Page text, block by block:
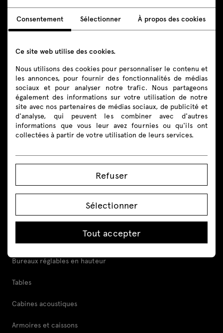
Contact
boutique@mdd.eu
Suivez-nous
Sièges
Banques d’accueil
Bureaux réglables en hauteur
Tables
Cabines acoustiques
Armoires et caissons
Consentement Sélectionner À propos des cookies
Ce site web utilise des cookies.
Nous utilisons des cookies pour personnaliser le contenu et
les annonces, pour fournir des fonctionnalités de médias
sociaux et pour analyser notre trafic. Nous partageons
également des informations sur votre utilisation de notre
site avec nos partenaires de médias sociaux, de publicité et
d'analyse, qui peuvent les combiner avec d'autres
informations que vous leur avez fournies ou qu'ils ont
collectées à partir de votre utilisation de leurs services.
Refuser
Sélectionner
Tout accepter